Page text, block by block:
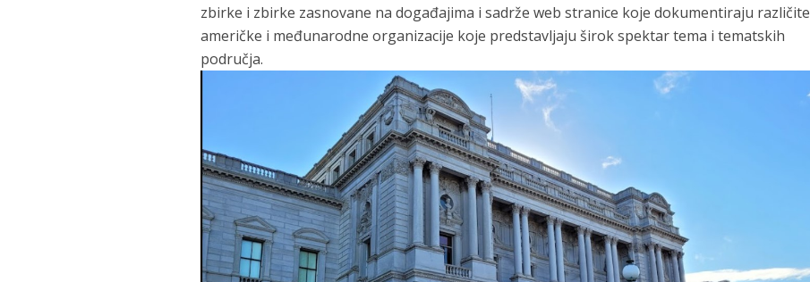
zbirke i zbirke zasnovane na događajima i sadrže web stranice koje dokumentiraju različite
američke i međunarodne organizacije koje predstavljaju širok spektar tema i tematskih
područja.